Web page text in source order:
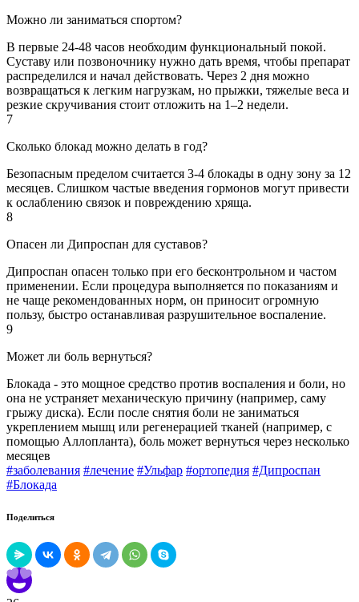
Можно ли заниматься спортом?
В первые 24-48 часов необходим функциональный покой.
Суставу или позвоночнику нужно дать время, чтобы препарат
распределился и начал действовать. Через 2 дня можно
возвращаться к легким нагрузкам, но прыжки, тяжелые веса и
резкие скручивания стоит отложить на 1–2 недели.
7
Сколько блокад можно делать в год?
Безопасным пределом считается 3-4 блокады в одну зону за 12
месяцев. Слишком частые введения гормонов могут привести
к ослаблению связок и повреждению хряща.
8
Опасен ли Дипроспан для суставов?
Дипроспан опасен только при его бесконтрольном и частом
применении. Если процедура выполняется по показаниям и
не чаще рекомендованных норм, он приносит огромную
пользу, быстро останавливая разрушительное воспаление.
9
Может ли боль вернуться?
Блокада - это мощное средство против воспаления и боли, но
она не устраняет механическую причину (например, саму
грыжу диска). Если после снятия боли не заниматься
укреплением мышц или регенерацией тканей (например, с
помощью Аллопланта), боль может вернуться через несколько
месяцев
#заболевания #лечение #Ульфар #ортопедия #Дипроспан
#Блокада
Поделиться